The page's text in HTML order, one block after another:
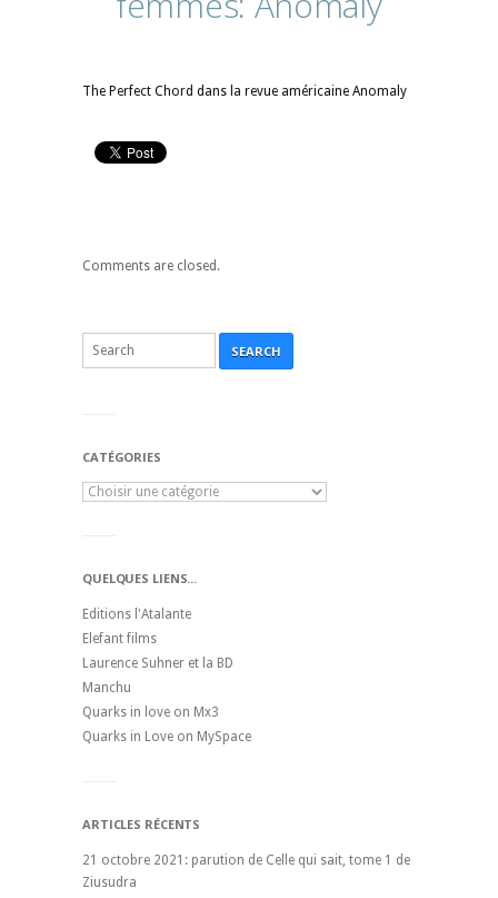
The Perfect Chord dans la revue américaine Anomaly
Comments are closed.
SEARCH
CATÉGORIES
QUELQUES LIENS...
Editions l'Atalante
Elefant films
Laurence Suhner et la BD
Manchu
Quarks in love on Mx3
Quarks in Love on MySpace
ARTICLES RÉCENTS
21 octobre 2021: parution de Celle qui sait, tome 1 de
Ziusudra